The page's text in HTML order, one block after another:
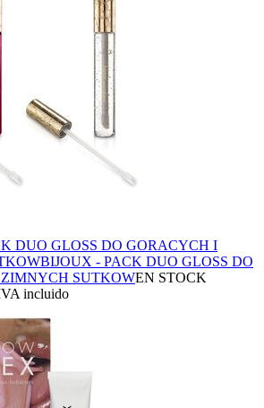
DUO GLOSS DO GORACYCH I
BIJOUX - PACK DUO GLOSS DO
SUTKOWEN STOCK
incluido